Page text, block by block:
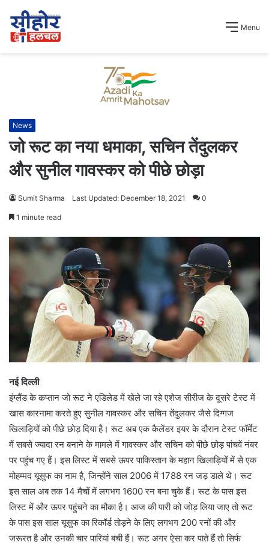
Menu
News
जो रूट का नया धमाका, सचिन तेंदुलकर
और सुनील गावस्कर को पीछे छोड़ा
Sumit Sharma Last Updated: December 18, 2021 0
1 minute read
नई दिल्ली
इंग्लैंड के कप्तान जो रूट ने एडिलेड में खेले जा रहे एशेज सीरीज के दूसरे टेस्ट में
खास कारनामा करते हुए सुनील गावस्कर और सचिन तेंदुलकर जैसे दिग्गज
खिलाड़ियों को पीछे छोड़ दिया है। रूट अब एक कैलेंडर इयर के दौरान टेस्ट फॉर्मेट
में सबसे ज्यादा रन बनाने के मामले में गावस्कर और सचिन को पीछे छोड़ पांचवें नंबर
पर पहुंच गए हैं। इस लिस्ट में सबसे ऊपर पाकिस्तान के महान खिलाड़ियों में से एक
मोहम्मद यूसुफ का नाम है, जिन्होंने साल 2006 में 1788 रन जड़ डाले थे। रूट
इस साल अब तक 14 मैचों में लगभग 1600 रन बना चुके हैं। रूट के पास इस
लिस्ट में और ऊपर पहुंचने का मौका है। आज की पारी को जोड़ लिया जाए तो रूट
के पास इस साल यूसुफ का रिकॉर्ड तोड़ने के लिए लगभग 200 रनों की और
जरूरत है और उनकी चार पारियां बची हैं। रूट अगर ऐसा कर पाते हैं तो सिर्फ